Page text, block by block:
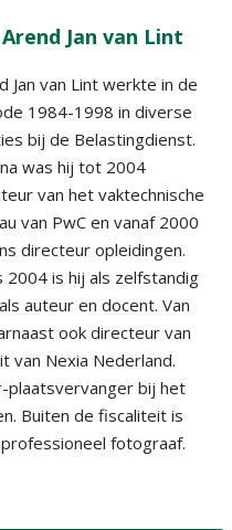
Jan van Lint
Jan van Lint werkte in de
1984-1998 in diverse
bij de Belastingdienst.
was hij tot 2004
van het vaktechnische
van PwC en vanaf 2000
directeur opleidingen.
2004 is hij als zelfstandig
auteur en docent. Van
ook directeur van
van Nexia Nederland.
plaatsvervanger bij het
Buiten de fiscaliteit is
professioneel fotograaf.